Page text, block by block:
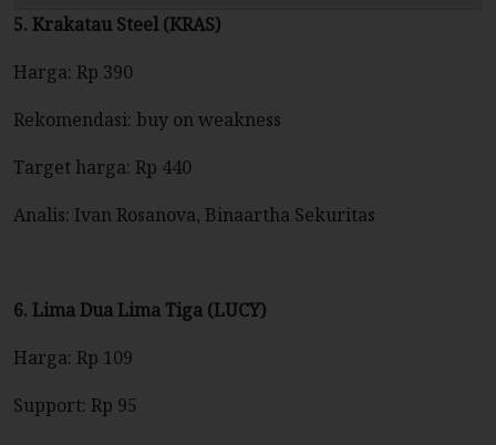
5. Krakatau Steel (KRAS)
Harga: Rp 390
Rekomendasi: buy on weakness
Target harga: Rp 440
Analis: Ivan Rosanova, Binaartha Sekuritas
6. Lima Dua Lima Tiga (LUCY)
Harga: Rp 109
Support: Rp 95